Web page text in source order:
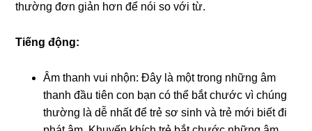
thường đơn giản hơn để nói so với từ.
Tiếng động:
Âm thanh vui nhộn: Đây là một trong những âm
thanh đầu tiên con bạn có thể bắt chước vì chúng
thường là dễ nhất để trẻ sơ sinh và trẻ mới biết đi